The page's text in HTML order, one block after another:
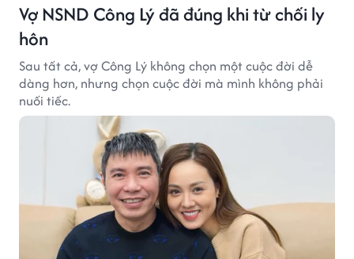
Vợ NSND Công Lý đã đúng khi từ chối ly
hôn
Sau tất cả, vợ Công Lý không chọn một cuộc đời dễ
dàng hơn, nhưng chọn cuộc đời mà mình không phải
nuối tiếc.